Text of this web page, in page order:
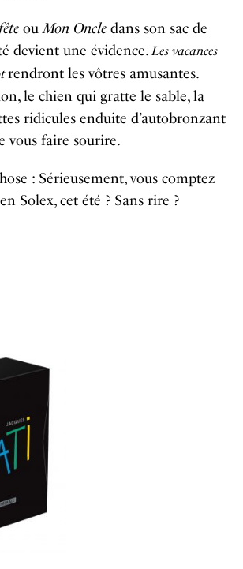
ouMon Oncle dans son sac de
devient une évidence.Les vacances
rendront les vôtres amusantes.
le chien qui gratte le sable, la
ridicules enduite d’autobronzant
vous faire sourire.
: Sérieusement, vous comptez
Solex, cet été ? Sans rire ?